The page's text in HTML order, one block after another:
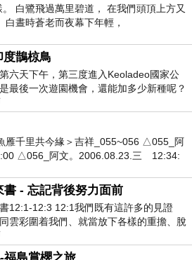
白鷺飛過萬里碧道， 在我們頭頂上方又
晝時蒼老而夜幕下年輕，
度鵲椋鳥
六天下午，第三度進入Keoladeo國家公
最後一次遊園機會，還能加多少新種呢？
然有兩隻赤頸鶴飛過頭
雁千里共今緣＞吉祥_055~056 △055_阿
△056_阿文。2006.08.23.三 12:34:
書 - 忘記背後努力面前
12:1-12:3 12:1我們既有這許多的見證
雲彩圍着我們、就當放下各樣的重擔、脫
累我們的罪、存心忍耐、奔那擺
福島賞櫻之旅